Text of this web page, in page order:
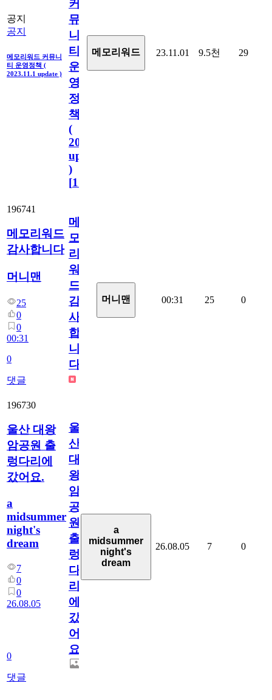
공지
공지
메모리워드 커뮤니
티 운영정책 (
2023.11.1 update )
커
뮤
니
티
운
영
정
책
(
2023.11.1
update
)
[110
메모리워드 23.11.01 9.5천 29
196741
메모리워드
감사합니다
머니맨
25
0
0
00:31
0
댓글
메
모
리
워
드
감
사
합
니
다
머니맨 00:31 25 0
196730
울산 대왕
암공원 출
렁다리에
갔어요.
a
midsummer
night's
dream
7
0
0
26.08.05
0
댓글
울
산
대
왕
암
공
원
출
렁
다
리
에
갔
어
요.
a
midsummer
night's
dream
26.08.05 7 0